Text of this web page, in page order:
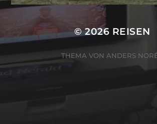
© 2026 REISEN
THEMA VON ANDERS